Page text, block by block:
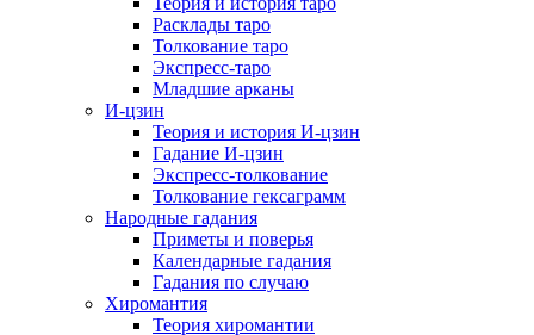
Расклады таро
Толкование таро
Экспресс-таро
Младшие арканы
И-цзин
Теория и история И-цзин
Гадание И-цзин
Экспресс-толкование
Толкование гексаграмм
Народные гадания
Приметы и поверья
Календарные гадания
Гадания по случаю
Хиромантия
Теория хиромантии